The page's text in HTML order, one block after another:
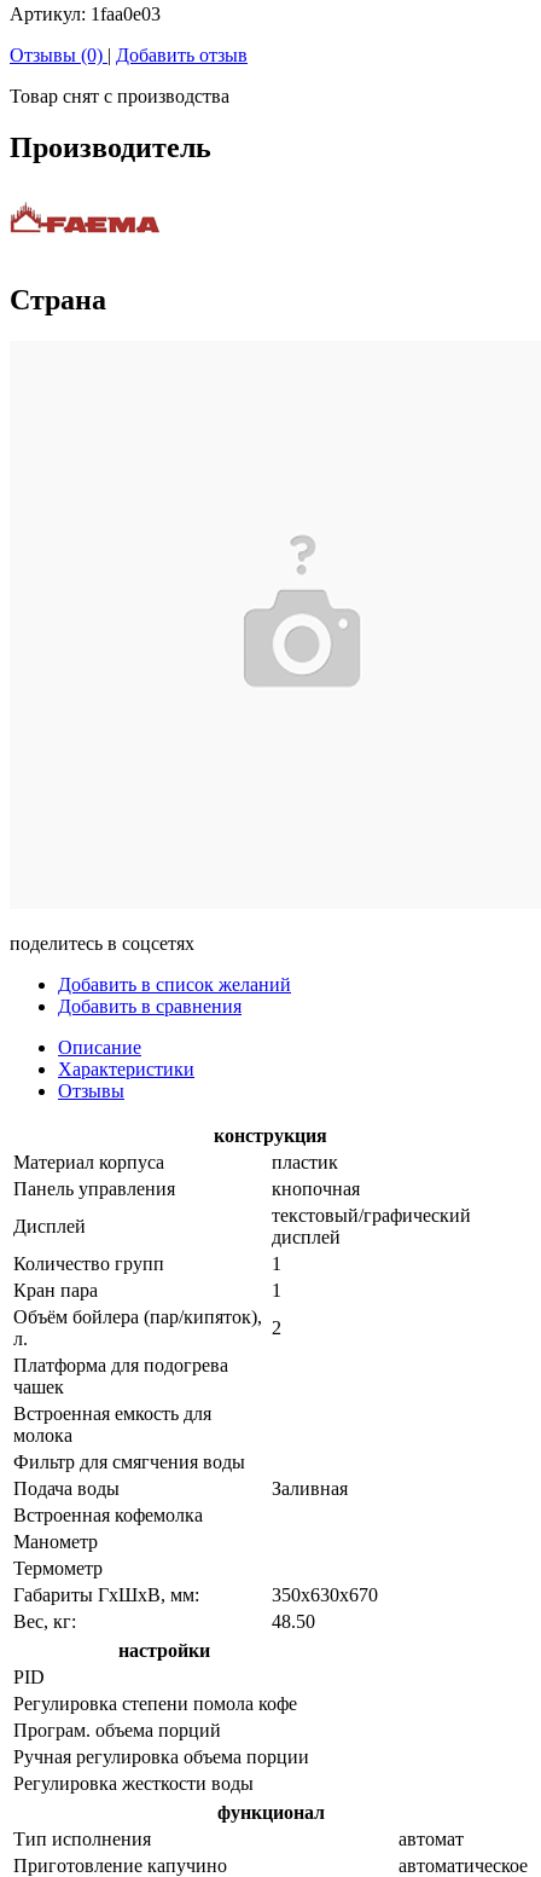
Артикул: 1faa0e03
Отзывы (0) | Добавить отзыв
Товар снят с производства
Производитель
Страна
поделитесь в соцсетях
Добавить в список желаний
Добавить в сравнения
Описание
Характеристики
Отзывы
конструкция
Материал корпуса
пластик
Панель управления
кнопочная
Дисплей
текстовый/графический
дисплей
Количество групп
1
Кран пара
1
Объём бойлера (пар/кипяток),
л.
2
Платформа для подогрева
чашек
Встроенная емкость для
молока
Фильтр для смягчения воды
Подача воды
Заливная
Встроенная кофемолка
Манометр
Термометр
Габариты ГхШхВ, мм:
350х630х670
Вес, кг:
48.50
настройки
PID
Регулировка степени помола кофе
Програм. объема порций
Ручная регулировка объема порции
Регулировка жесткости воды
функционал
Тип исполнения
автомат
Приготовление капучино
автоматическое